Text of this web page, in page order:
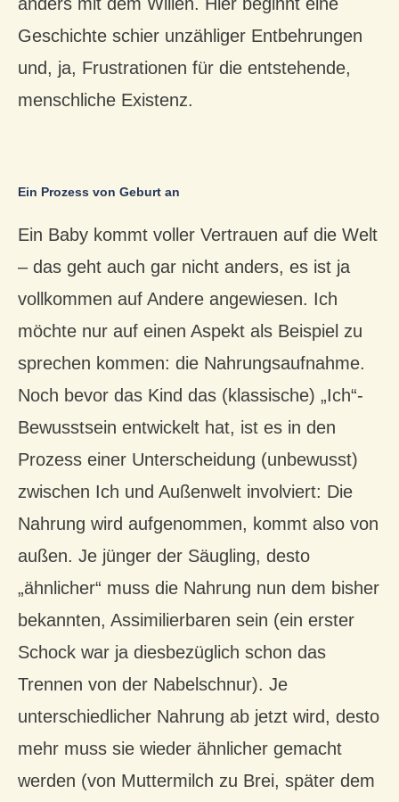
Geschichte schier unzähliger Entbehrungen
und, ja, Frustrationen für die entstehende,
menschliche Existenz.
Ein Prozess von Geburt an
Ein Baby kommt voller Vertrauen auf die Welt
– das geht auch gar nicht anders, es ist ja
vollkommen auf Andere angewiesen. Ich
möchte nur auf einen Aspekt als Beispiel zu
sprechen kommen: die Nahrungsaufnahme.
Noch bevor das Kind das (klassische) „Ich“-
Bewusstsein entwickelt hat, ist es in den
Prozess einer Unterscheidung (unbewusst)
zwischen Ich und Außenwelt involviert: Die
Nahrung wird aufgenommen, kommt also von
außen. Je jünger der Säugling, desto
„ähnlicher“ muss die Nahrung nun dem bisher
bekannten, Assimilierbaren sein (ein erster
Schock war ja diesbezüglich schon das
Trennen von der Nabelschnur). Je
unterschiedlicher Nahrung ab jetzt wird, desto
mehr muss sie wieder ähnlicher gemacht
werden (von Muttermilch zu Brei, später dem